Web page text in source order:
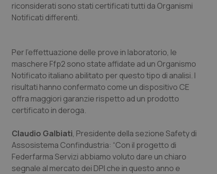
Valle D’Aosta
Oncodermatologia
Oncologia & Nutrizione
Psoriasi & pelle
Quotidiano Cardiologia
Quotidiano Chirurgia
Quotidiano Oncologia
riconsiderati sono stati certificati tutti da Organismi
Notificati differenti.
Per l’effettuazione delle prove in laboratorio, le
maschere Ffp2 sono state affidate ad un Organismo
Notificato italiano abilitato per questo tipo di analisi. I
risultati hanno confermato come un dispositivo CE
offra maggiori garanzie rispetto ad un prodotto
certificato in deroga.
Claudio Galbiati, Presidente della sezione Safety di
Assosistema Confindustria: “Con il progetto di
Federfarma Servizi abbiamo voluto dare un chiaro
segnale al mercato dei DPI che in questo anno e